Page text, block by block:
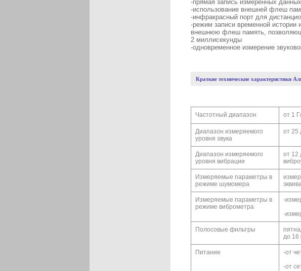
-прямая запись измеренных
-использование внешней флеш
-инфракрасный порт для
-режим записи временной истории
внешнюю флеш память,
2 миллисекунды
-одновременное измерение
Краткие технические характеристики
Частотный диапазон от 1
Диапазон измеряемого
уровня звука
от 25
Диапазон измеряемого
уровня вибрации
от 12
Измеряемые параметры в
режиме шумомера
Измеряемые параметры в
режиме виброметра
-
-
Полосовые фильтры
до 16
Питание
-от
-от